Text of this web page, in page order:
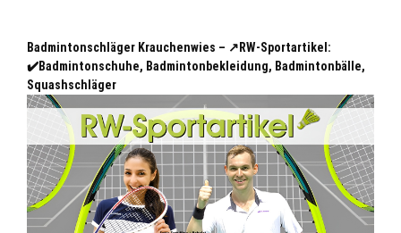
Badmintonschläger Krauchenwies – ↗️RW-Sportartikel:
✔️Badmintonschuhe, Badmintonbekleidung, Badmintonbälle,
Squashschläger